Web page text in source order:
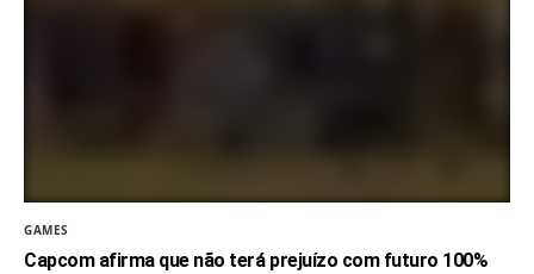
GAMES
Capcom afirma que não terá prejuízo com futuro 100%